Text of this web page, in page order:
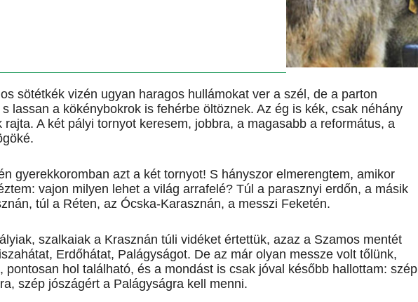
sötétkék vizén ugyan haragos hullámokat ver a szél, de a parton
lassan a kökénybokrok is fehérbe öltöznek. Az ég is kék, csak néhány
rajta. A két pályi tornyot keresem, jobbra, a magasabb a református, a
gyerekkoromban azt a két tornyot! S hányszor elmerengtem, amikor
vajon milyen lehet a világ arrafelé? Túl a parasznyi erdőn, a másik
túl a Réten, az Ócska-Karasznán, a messzi Feketén.
szalkaiak a Krasznán túli vidéket értettük, azaz a Szamos mentét
Erdőhátat, Palágyságot. De az már olyan messze volt tőlünk,
pontosan hol található, és a mondást is csak jóval később hallottam: szép
szép jószágért a Palágyságra kell menni.